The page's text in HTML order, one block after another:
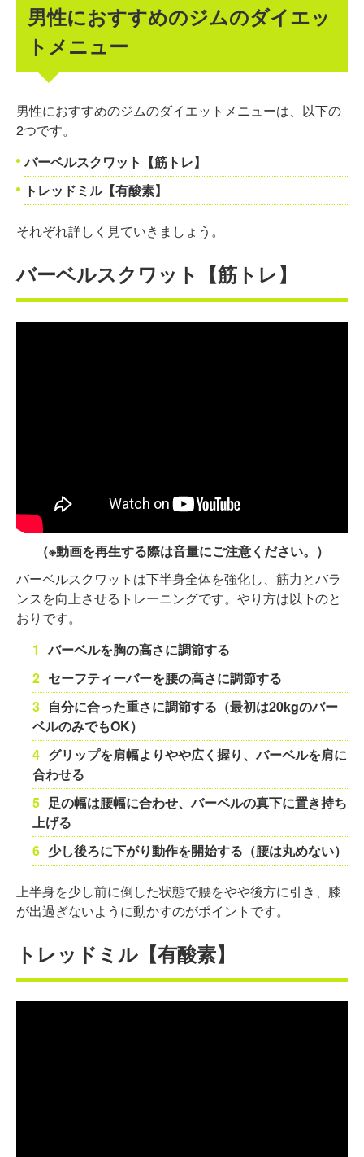
男性におすすめのジムのダイエッ
トメニュー
男性におすすめのジムのダイエットメニューは、以下の
2つです。
バーベルスクワット【筋トレ】
トレッドミル【有酸素】
それぞれ詳しく見ていきましょう。
バーベルスクワット【筋トレ】
（※動画を再生する際は音量にご注意ください。）
バーベルスクワットは下半身全体を強化し、筋力とバラ
ンスを向上させるトレーニングです。やり方は以下のと
おりです。
バーベルを胸の高さに調節する
セーフティーバーを腰の高さに調節する
自分に合った重さに調節する（最初は20kgのバー
ベルのみでもOK）
グリップを肩幅よりやや広く握り、バーベルを肩に
合わせる
足の幅は腰幅に合わせ、バーベルの真下に置き持ち
上げる
少し後ろに下がり動作を開始する（腰は丸めない）
上半身を少し前に倒した状態で腰をやや後方に引き、膝
が出過ぎないように動かすのがポイントです。
トレッドミル【有酸素】